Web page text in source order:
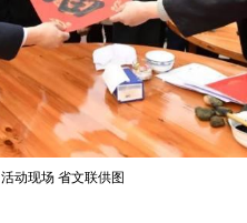
活动现场 省文联供图